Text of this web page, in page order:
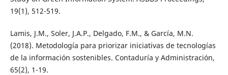
19(1), 512-519.
Lamis, J.M., Soler, J.A.P., Delgado, F.M., & García, M.N.
(2018). Metodología para priorizar iniciativas de tecnologías
de la información sostenibles. Contaduría y Administración,
65(2), 1-19.